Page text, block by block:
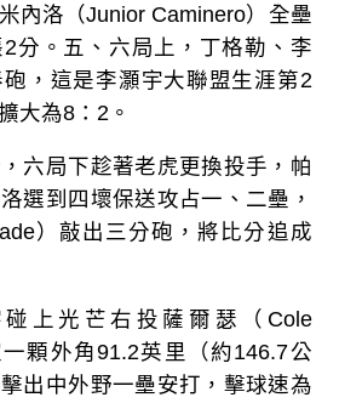
內洛（Junior Caminero）全壘
分。五、六局上，丁格勒、李
，這是李灝宇大聯盟生涯第2
大為8：2。
六局下趁著老虎更換投手，帕
選到四壞保送攻占一、二壘，
）敲出三分砲，將比分追成
上光芒右投薩爾瑟（Cole
顆外角91.2英里（約146.7公
出中外野一壘安打，擊球速為